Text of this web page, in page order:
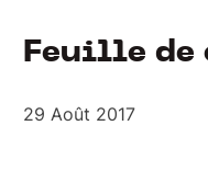
Feuille de
29 Août 2017